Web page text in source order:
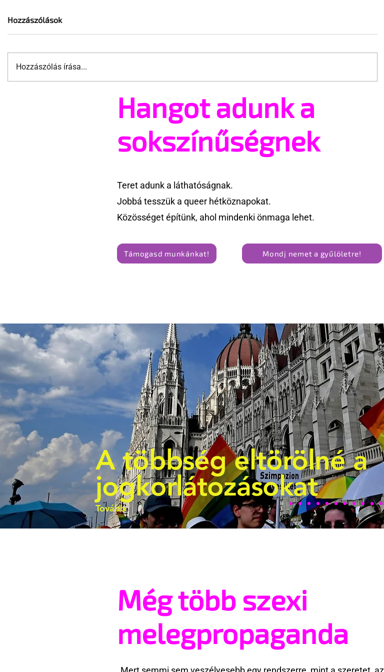
meg a Pécs Pride szervezőjét
Rekord queer részvétel és
kettős lánggyújtás a téli
olimpián
Hozzászólások
Hozzászólás írása...
Hangot adunk a
sokszínűségnek
Teret adunk a láthatóságnak.
Jobbá tesszük a queer hétköznapokat.
Közösséget építünk, ahol mindenki önmaga lehet.
Támogasd munkánkat! Mondj nemet a gyűlöletre!
A többség eltörölné a
jogkorlátozásokat
Tovább
Még több szexi
melegpropaganda